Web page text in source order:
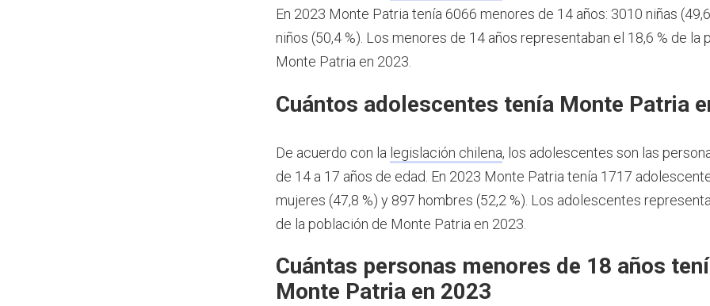
En 2023 Monte Patria tenía 6066 menores de 14 años: 3010 niñas
niños (50,4 %). Los menores de 14 años representaban el 18,6 % de la
Monte Patria en 2023.
Cuántos adolescentes tenía Monte Patria
De acuerdo con la legislación chilena, los adolescentes son las
de 14 a 17 años de edad. En 2023 Monte Patria tenía 1717
mujeres (47,8 %) y 897 hombres (52,2 %). Los adolescentes
de la población de Monte Patria en 2023.
Cuántas personas menores de 18 años
Monte Patria en 2023